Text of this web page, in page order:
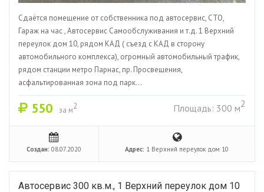
Сдаётся помещение от собственника под автосервис, СТО,
Гараж на час , Автосервис Самообслуживания и т.д. 1 Верхний
переулок дом 10, рядом КАД ( съезд с КАД в сторону
автомобильного комплекса), огромный автомобильный трафик,
рядом станции метро Парнас, пр. Просвещения,
асфальтированная зона под парк...
550 за м2 Площадь: 300 м2
Создан: 08.07.2020 Адрес: 1 Верхний переулок дом 10
Автосервис 300 кв.м., 1 Верхний переулок дом 10